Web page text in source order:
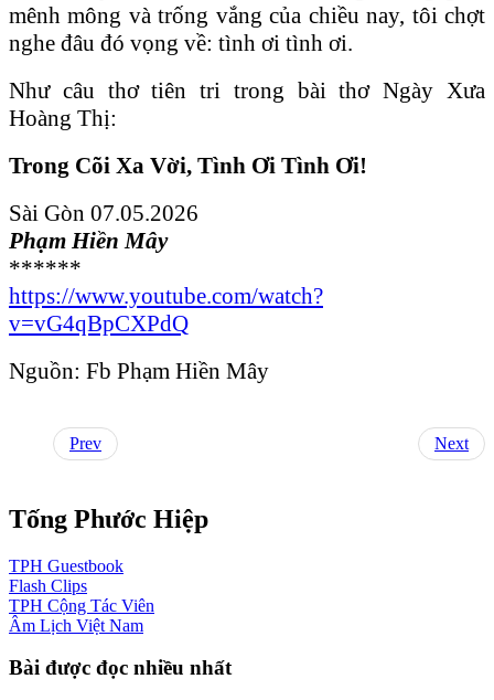
mênh mông và trống vắng của chiều nay, tôi chợt
nghe đâu đó vọng về: tình ơi tình ơi.
Như câu thơ tiên tri trong bài thơ Ngày Xưa
Hoàng Thị:
Trong Cõi Xa Vời, Tình Ơi Tình Ơi!
Sài Gòn 07.05.2026
Phạm Hiền Mây
******
https://www.youtube.com/watch?
v=vG4qBpCXPdQ
Nguồn: Fb Phạm Hiền Mây
Prev Next
Tống Phước Hiệp
TPH Guestbook
Flash Clips
TPH Cộng Tác Viên
Âm Lịch Việt Nam
Bài được đọc nhiều nhất